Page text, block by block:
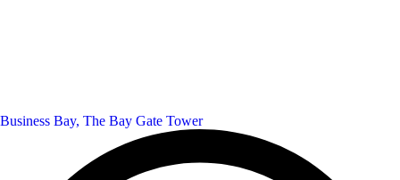
Business Bay, The Bay Gate Tower